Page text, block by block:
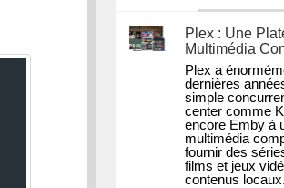
Plex : Une
Multimédia
Plex a
dernières
simple
center comme
encore Emby à
multimédia
fournir des
films et jeux
contenus locaux.